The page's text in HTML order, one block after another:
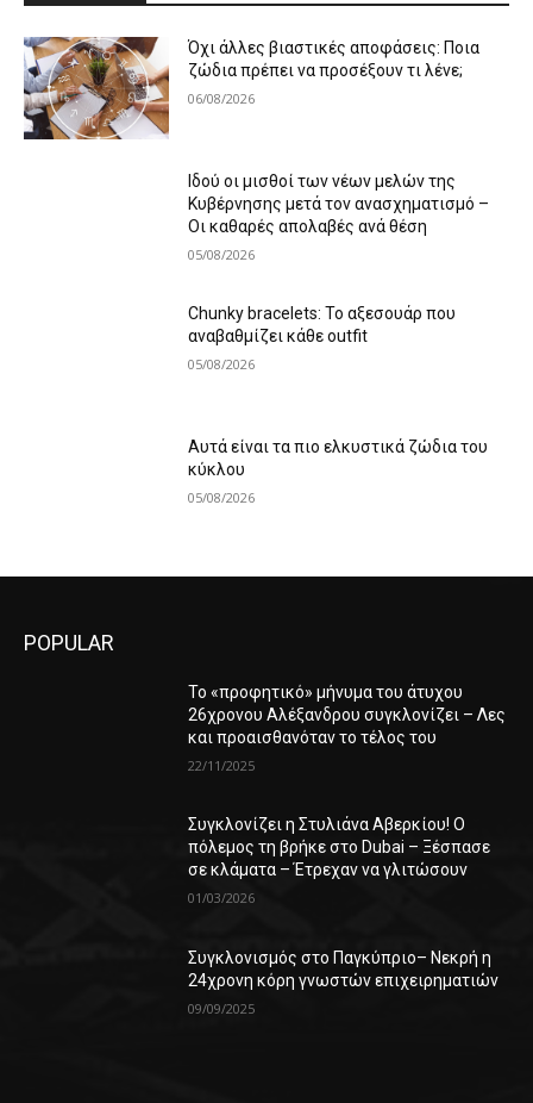
Όχι άλλες βιαστικές αποφάσεις: Ποια
ζώδια πρέπει να προσέξουν τι λένε;
06/08/2026
Ιδού οι μισθοί των νέων μελών της
Κυβέρνησης μετά τον ανασχηματισμό –
Οι καθαρές απολαβές ανά θέση
05/08/2026
Chunky bracelets: Το αξεσουάρ που
αναβαθμίζει κάθε outfit
05/08/2026
Αυτά είναι τα πιο ελκυστικά ζώδια του
κύκλου
05/08/2026
POPULAR
Το «προφητικό» μήνυμα του άτυχου
26χρονου Αλέξανδρου συγκλονίζει – Λες
και προαισθανόταν το τέλος του
22/11/2025
Συγκλονίζει η Στυλιάνα Αβερκίου! Ο
πόλεμος τη βρήκε στο Dubai – Ξέσπασε
σε κλάματα – Έτρεχαν να γλιτώσουν
01/03/2026
Συγκλονισμός στο Παγκύπριο– Νεκρή η
24χρονη κόρη γνωστών επιχειρηματιών
09/09/2025